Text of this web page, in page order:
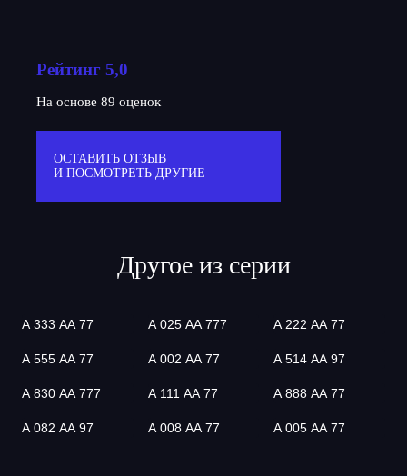
Рейтинг 5,0
На основе 89 оценок
ОСТАВИТЬ ОТЗЫВ
И ПОСМОТРЕТЬ ДРУГИЕ
Другое из серии
А 333 АА 77 А 025 АА 777 А 222 АА 77
А 555 АА 77 А 002 АА 77 А 514 АА 97
А 830 АА 777 А 111 АА 77 А 888 АА 77
А 082 АА 97 А 008 АА 77 А 005 АА 77